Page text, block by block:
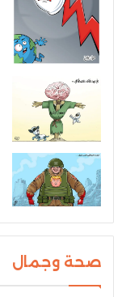
صحة وجمال